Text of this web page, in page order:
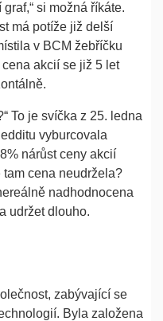
si možná říkáte.
má potíže již delší
v BCM žebříčku
akcií se již 5 let
To je svíčka z 25. ledna
vyburcovala
nárůst ceny akcií
tam cena neudržela?
nadhodnocena
udržet dlouho.
zabývající se
Byla založena